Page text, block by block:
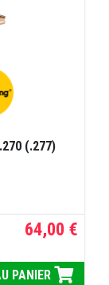
(.277)
64,00 €
PANIER